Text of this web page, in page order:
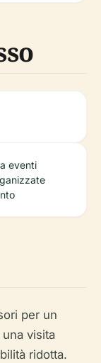
eventi
per un
visita
ridotta.